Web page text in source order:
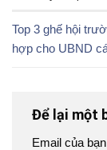
Top 3 ghế hội
hợp cho UBND
Để lại một
Email của